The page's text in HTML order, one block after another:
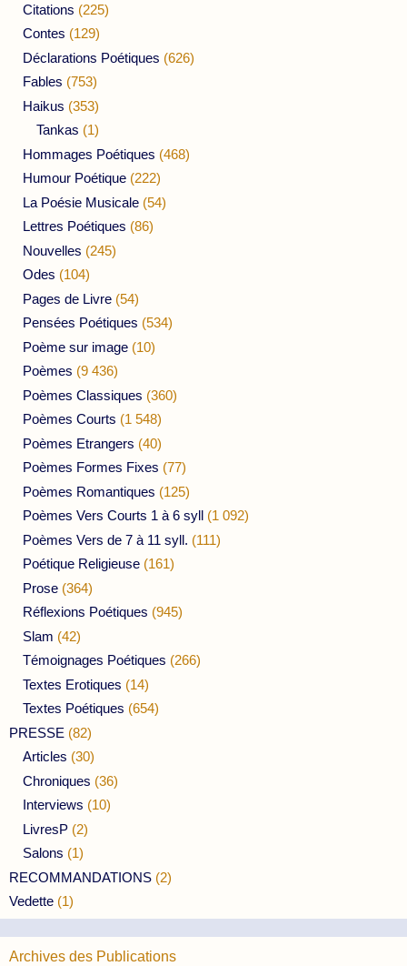
Citations (225)
Contes (129)
Déclarations Poétiques (626)
Fables (753)
Haikus (353)
Tankas (1)
Hommages Poétiques (468)
Humour Poétique (222)
La Poésie Musicale (54)
Lettres Poétiques (86)
Nouvelles (245)
Odes (104)
Pages de Livre (54)
Pensées Poétiques (534)
Poème sur image (10)
Poèmes (9 436)
Poèmes Classiques (360)
Poèmes Courts (1 548)
Poèmes Etrangers (40)
Poèmes Formes Fixes (77)
Poèmes Romantiques (125)
Poèmes Vers Courts 1 à 6 syll (1 092)
Poèmes Vers de 7 à 11 syll. (111)
Poétique Religieuse (161)
Prose (364)
Réflexions Poétiques (945)
Slam (42)
Témoignages Poétiques (266)
Textes Erotiques (14)
Textes Poétiques (654)
PRESSE (82)
Articles (30)
Chroniques (36)
Interviews (10)
LivresP (2)
Salons (1)
RECOMMANDATIONS (2)
Vedette (1)
Archives des Publications